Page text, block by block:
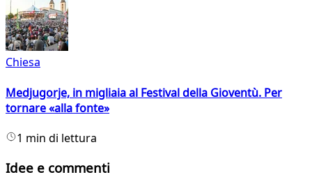
Chiesa
Medjugorje, in migliaia al Festival della Gioventù. Per
tornare «alla fonte»
1 min di lettura
Idee e commenti